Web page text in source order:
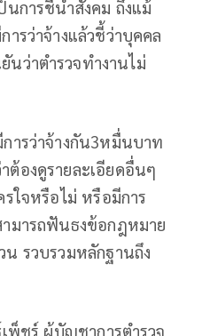
นการชี้นำสังคม ถึงแม้
ารว่าจ้างแล้วชี้ว่าบุคคล
ว่าตำรวจทำงานไม่
ารว่าจ้างกัน3หมื่นบาท
ต้องดูรายละเอียดอื่นๆ
ใจหรือไม่ หรือมีการ
มารถฟันธงข้อกฎหมาย
รวบรวมหลักฐานถึง
พ็ชร์ ผู้บัญชาการตำรวจ